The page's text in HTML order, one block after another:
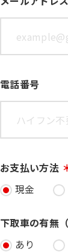
電話番号
お支払い方法
現金
下取車の有無
あり